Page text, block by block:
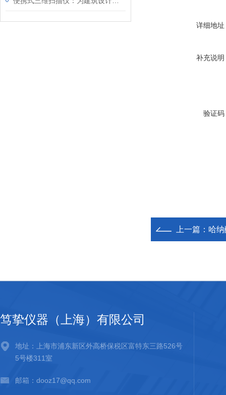
详细地址
补充说明
验证码
上一篇： 哈
笃挚仪器（上海）有限公司
地址：上海市浦东新区外高桥保税区富特东三路526号
5号楼311室
邮箱：dooz17@qq.com